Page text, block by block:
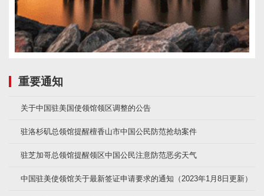
重要通知
关于中国驻美国使领馆领区调整的公告
驻洛杉矶总领馆提醒檀香山市中国公民防范抢劫案件
驻芝加哥总领馆提醒领区中国公民注意防范恶劣天气
中国驻美使领馆关于最新签证申请要求的通知（2023年1月8日更新）